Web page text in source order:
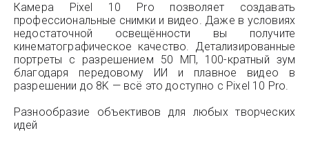
Камера Pixel 10 Pro позволяет создавать
профессиональные снимки и видео. Даже в условиях
недостаточной освещённости вы получите
кинематографическое качество. Детализированные
портреты с разрешением 50 МП, 100-кратный зум
благодаря передовому ИИ и плавное видео в
разрешении до 8K — всё это доступно с Pixel 10 Pro.
Разнообразие объективов для любых творческих
идей